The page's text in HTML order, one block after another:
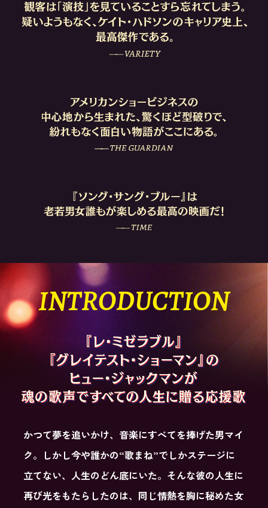
INTRODUCTION
かつて夢を追いかけ、音楽にすべてを捧げた男マイ
ク。しかし今や誰かの“歌まね”でしかステージに
立てない、人生のどん底にいた。そんな彼の人生に
再び光をもたらしたのは、同じ情熱を胸に秘めた女